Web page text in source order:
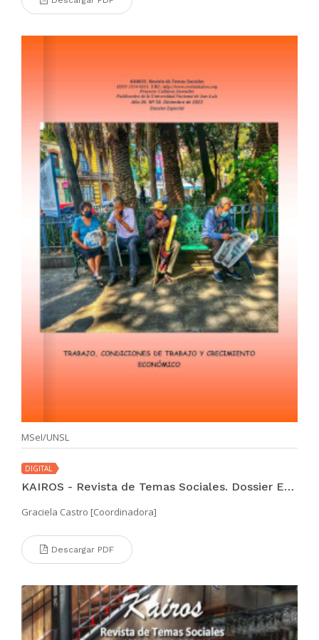
MSeI/UNSL
DIGITAL
KAIROS - Revista de Temas Sociales. Dossier Especial (vol III. año 26 no. 50 dic 2022)
Graciela Castro [Coordinadora]
Descargar PDF